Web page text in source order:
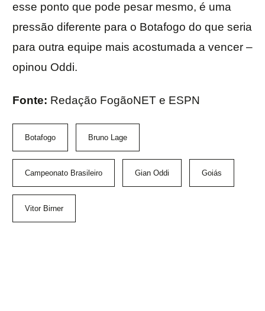
esse ponto que pode pesar mesmo, é uma
pressão diferente para o Botafogo do que seria
para outra equipe mais acostumada a vencer –
opinou Oddi.
Fonte: Redação FogãoNET e ESPN
Botafogo Bruno Lage
Campeonato Brasileiro Gian Oddi Goiás
Vitor Birner